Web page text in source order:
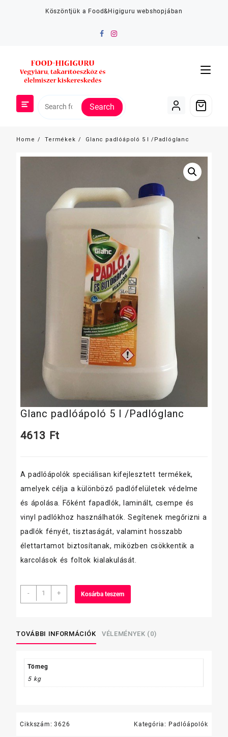
Köszöntjük a Food&Higiguru webshopjában
Search
Home Termékek Glanc padlóápoló 5 l /Padlóglanc
Glanc padlóápoló 5 l /Padlóglanc
4613 Ft
A padlóápolók speciálisan kifejlesztett termékek,
amelyek célja a különböző padlófelületek védelme
és ápolása. Főként fapadlók, laminált, csempe és
vinyl padlókhoz használhatók. Segítenek megőrizni a
padlók fényét, tisztaságát, valamint hosszabb
élettartamot biztosítanak, miközben csökkentik a
karcolások és foltok kialakulását.
-
Glanc
padlóápoló
/Padlóglanc
mennyiség
+ Kosárba teszem
TOVÁBBI INFORMÁCIÓK VÉLEMÉNYEK (0)
Tömeg
5 kg
Cikkszám:3626 Kategória: Padlóápolók